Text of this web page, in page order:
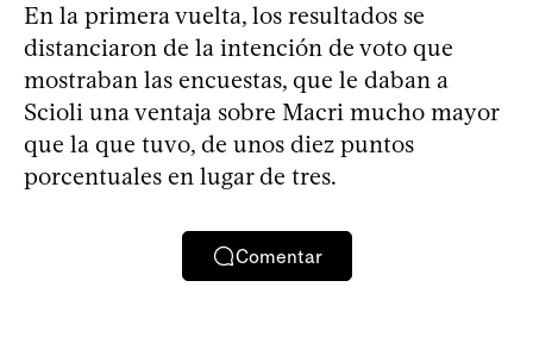
En la primera vuelta, los resultados se
distanciaron de la intención de voto que
mostraban las encuestas, que le daban a
Scioli una ventaja sobre Macri mucho mayor
que la que tuvo, de unos diez puntos
porcentuales en lugar de tres.
Comentar